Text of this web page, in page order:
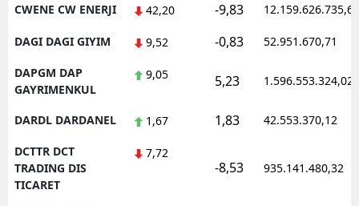
CWENE CW ENERJI 42,20 -9,83 12.159.626.735,62
DAGI DAGI GIYIM 9,52 -0,83 52.951.670,71
DAPGM DAP
GAYRIMENKUL
9,05 5,23 1.596.553.324,02
DARDL DARDANEL 1,67 1,83 42.553.370,12
DCTTR DCT
TRADING DIS
TICARET
7,72
-8,53 935.141.480,32